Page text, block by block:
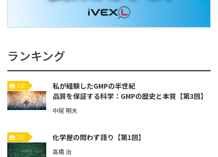
ランキング
1位
私が経験したGMPの半世紀
品質を保証する科学：GMPの歴史と本質【第3回】
中尾 明夫
2位 化学屋の問わず語り【第1回】
高橋 治